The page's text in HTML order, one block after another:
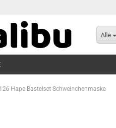
Alle
Hape Bastelset Schweinchenmaske